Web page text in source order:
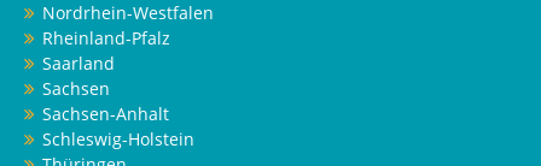
Nordrhein-Westfalen
Rheinland-Pfalz
Saarland
Sachsen
Sachsen-Anhalt
Schleswig-Holstein